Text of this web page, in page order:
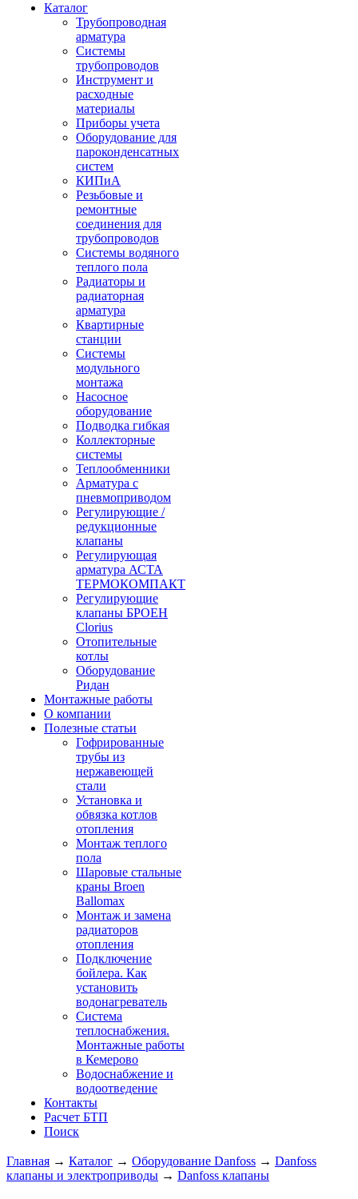
Каталог
Трубопроводная
арматура
Системы
трубопроводов
Инструмент и
расходные
материалы
Приборы учета
Оборудование для
пароконденсатных
систем
КИПиА
Резьбовые и
ремонтные
соединения для
трубопроводов
Системы водяного
теплого пола
Радиаторы и
радиаторная
арматура
Квартирные
станции
Системы
модульного
монтажа
Насосное
оборудование
Подводка гибкая
Коллекторные
системы
Теплообменники
Арматура с
пневмоприводом
Регулирующие /
редукционные
клапаны
Регулирующая
арматура АСТА
ТЕРМОКОМПАКТ
Регулирующие
клапаны БРОЕН
Clorius
Отопительные
котлы
Оборудование
Ридан
Монтажные работы
О компании
Полезные статьи
Гофрированные
трубы из
нержавеющей
стали
Установка и
обвязка котлов
отопления
Монтаж теплого
пола
Шаровые стальные
краны Broen
Ballomax
Монтаж и замена
радиаторов
отопления
Подключение
бойлера. Как
установить
водонагреватель
Система
теплоснабжения.
Монтажные работы
в Кемерово
Водоснабжение и
водоотведение
Контакты
Расчет БТП
Поиск
Главная → Каталог → Оборудование Danfoss → Danfoss
клапаны и электроприводы → Danfoss клапаны